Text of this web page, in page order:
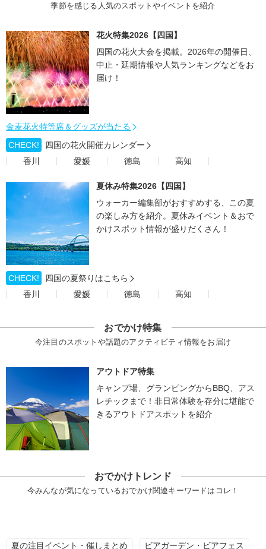
季節を感じる人気のスポットやイベントを紹介
花火特集2026【四国】
四国の花火大会を掲載。2026年の開催日、
中止・延期情報や人気ランキングなどをお
届け！
金麦花火特等席＆グッズが当たる
CHECK!
四国の花火開催カレンダー
香川
愛媛 徳島 高知
夏休み特集2026【四国】
ウォーカー編集部がおすすめする、この夏
の楽しみ方を紹介。夏休みイベント＆おで
かけスポット情報が盛りだくさん！
CHECK!
四国の夏祭りはこちら
香川
愛媛 徳島 高知
おでかけ特集
今注目のスポットや話題のアクティビティ情報をお届け
アウトドア特集
キャンプ場、グランピングからBBQ、アス
レチックまで！非日常体験を存分に堪能で
きるアウトドアスポットを紹介
おでかけトレンド
今みんなが気になっているおでかけ関連キーワードはコレ！
夏の注目イベント・催しまとめ ビアガーデン・ビアフェス